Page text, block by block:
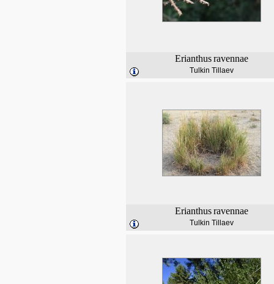
Erianthusravennae
Tulkin Tillaev
Erianthusravennae
Tulkin Tillaev